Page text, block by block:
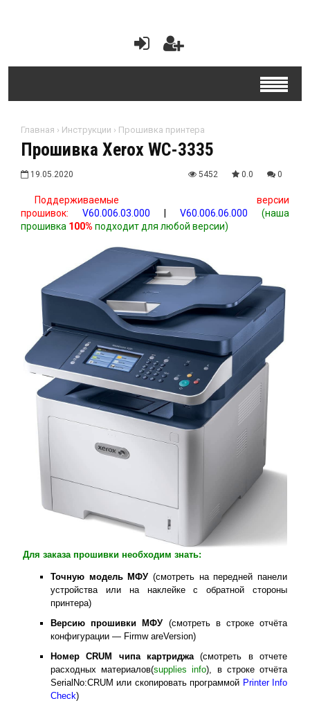
Главная › Инструкции › Прошивка принтера
Прошивка Xerox WC-3335
19.05.2020 5452 0.0 0
Поддерживаемые версии
прошивок:
V60.006.03.000 V60.006.06.000
(наша
прошивка 100% подходит для любой версии)
Для заказа прошивки необходим знать:
Точную модель МФУ (смотреть на передней панели
устройства или на наклейке с обратной стороны
принтера)
Версию прошивки МФУ (смотреть в строке отчёта
конфигурации — Firmw areVersion)
НомерCRUM чипа картриджа
(смотреть в отчете
расходных материалов(supplies info), в строке отчёта
SerialNo:CRUM или скопировать программой Printer Info
Check)